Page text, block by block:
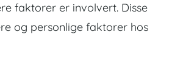
faktorer er involvert. Disse
og personlige faktorer hos